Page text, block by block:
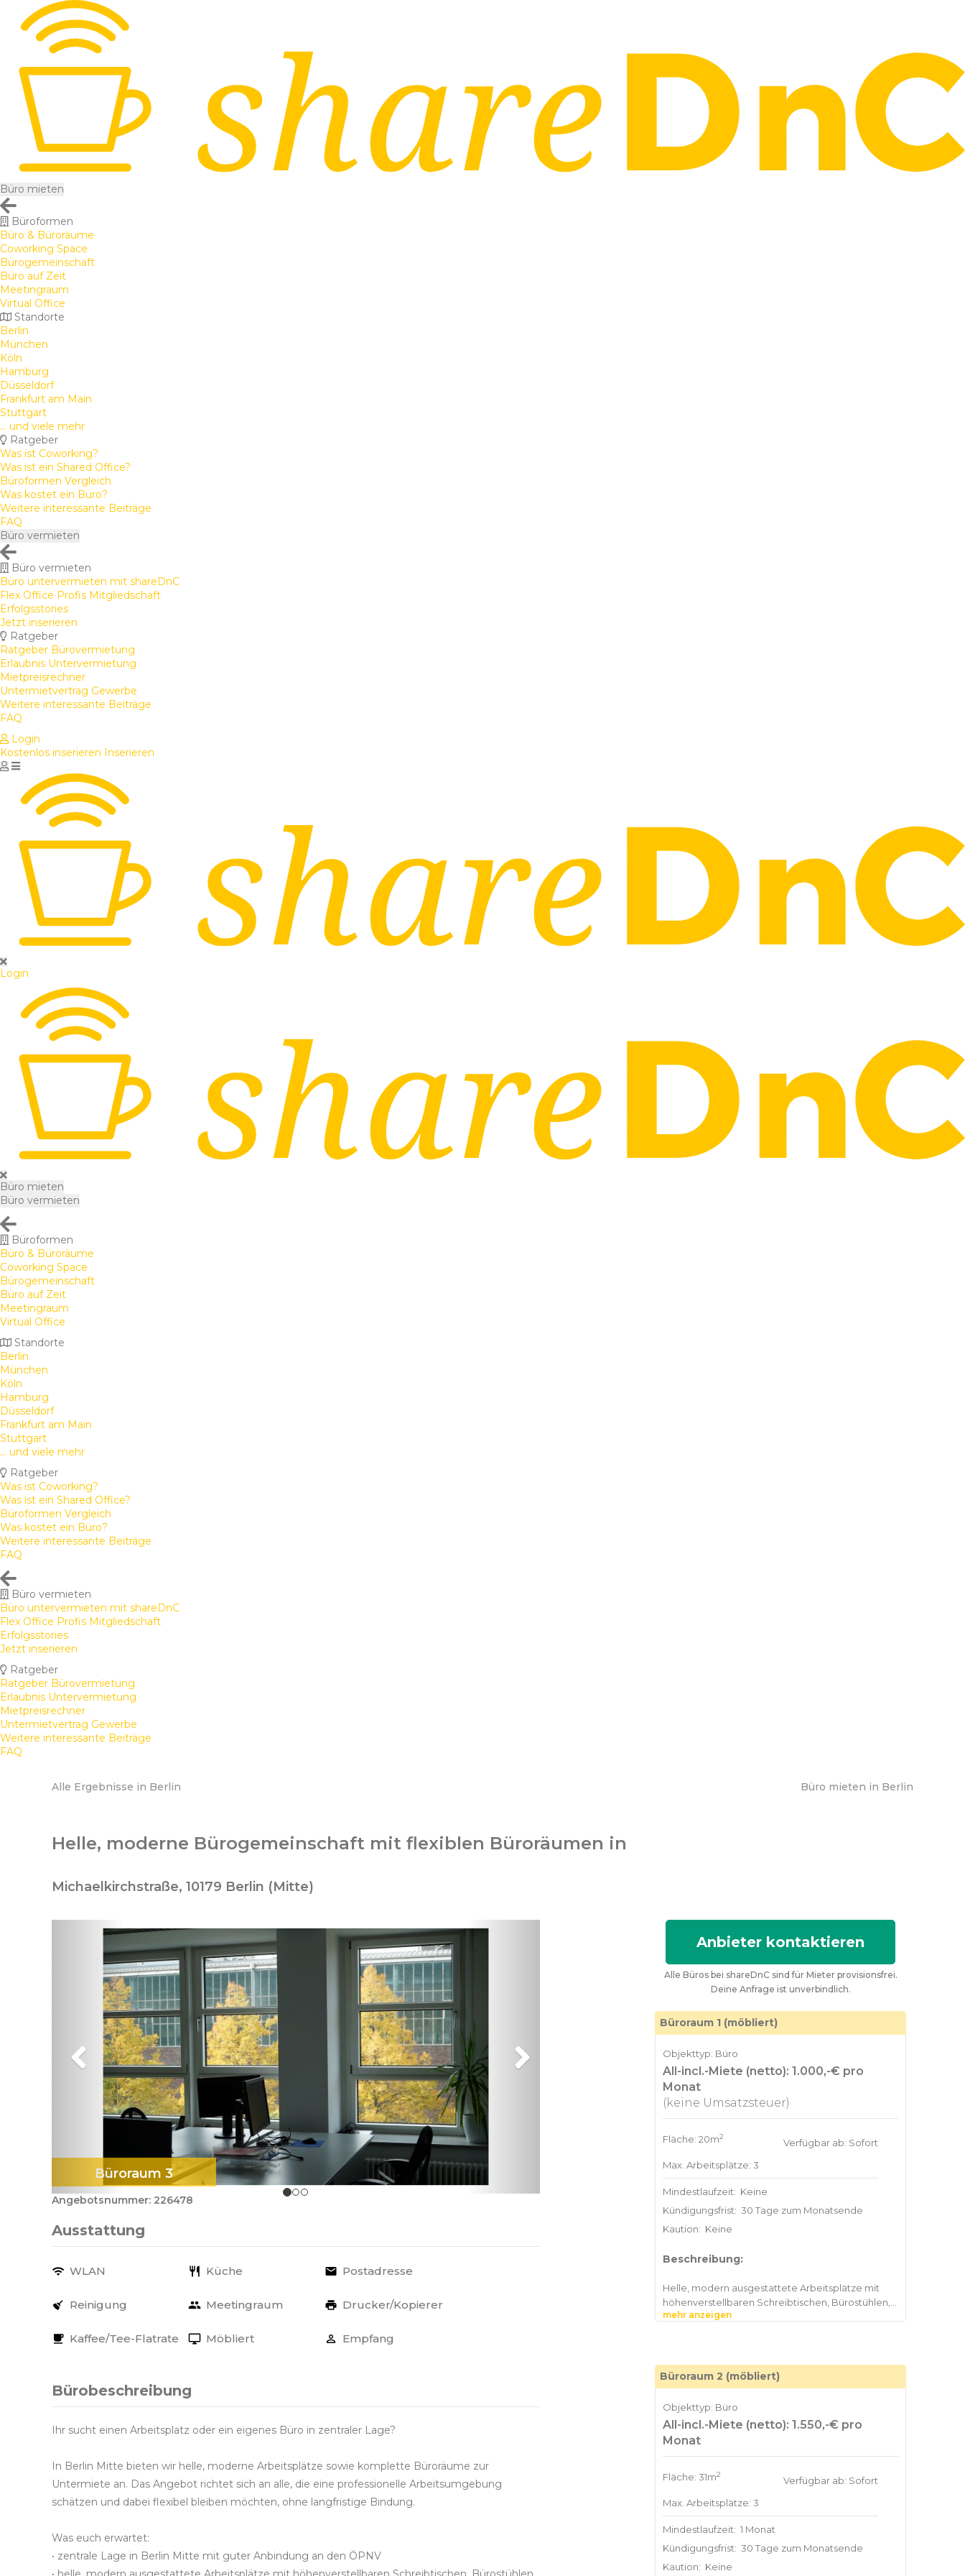
Büro mieten
Büroformen
Büro & Büroräume
Coworking Space
Bürogemeinschaft
Büro auf Zeit
Meetingraum
Virtual Office
Standorte
Berlin
München
Köln
Hamburg
Düsseldorf
Frankfurt am Main
Stuttgart
... und viele mehr
Ratgeber
Was ist Coworking?
Was ist ein Shared Office?
Büroformen Vergleich
Was kostet ein Büro?
Weitere interessante Beiträge
FAQ
Büro vermieten
Büro vermieten
Büro untervermieten mit shareDnC
Flex Office Profis Mitgliedschaft
Erfolgsstories
Jetzt inserieren
Ratgeber
Ratgeber Bürovermietung
Erlaubnis Untervermietung
Mietpreisrechner
Untermietvertrag Gewerbe
Weitere interessante Beiträge
FAQ
Login
Kostenlos inserieren Inserieren
Login
Büro mieten
Büro vermieten
Büroformen
Büro & Büroräume
Coworking Space
Bürogemeinschaft
Büro auf Zeit
Meetingraum
Virtual Office
Standorte
Berlin
München
Köln
Hamburg
Düsseldorf
Frankfurt am Main
Stuttgart
... und viele mehr
Ratgeber
Was ist Coworking?
Was ist ein Shared Office?
Büroformen Vergleich
Was kostet ein Büro?
Weitere interessante Beiträge
FAQ
Büro vermieten
Büro untervermieten mit shareDnC
Flex Office Profis Mitgliedschaft
Erfolgsstories
Jetzt inserieren
Ratgeber
Ratgeber Bürovermietung
Erlaubnis Untervermietung
Mietpreisrechner
Untermietvertrag Gewerbe
Weitere interessante Beiträge
FAQ
Alle Ergebnisse in Berlin Büro mieten in Berlin
Helle, moderne Bürogemeinschaft mit flexiblen Büroräumen in
Michaelkirchstraße, 10179 Berlin (Mitte)
Büroraum 3
Angebotsnummer: 226478
Ausstattung
WLAN Küche Postadresse
Reinigung Meetingraum Drucker/Kopierer
Kaffee/Tee-Flatrate Möbliert Empfang
Bürobeschreibung
Ihr sucht einen Arbeitsplatz oder ein eigenes Büro in zentraler Lage?
In Berlin Mitte bieten wir helle, moderne Arbeitsplätze sowie komplette Büroräume zur
Untermiete an. Das Angebot richtet sich an alle, die eine professionelle Arbeitsumgebung
schätzen und dabei flexibel bleiben möchten, ohne langfristige Bindung.
Was euch erwartet:
• zentrale Lage in Berlin Mitte mit guter Anbindung an den ÖPNV
Anbieter kontaktieren
Alle Büros bei shareDnC sind für Mieter provisionsfrei.
Deine Anfrage ist unverbindlich.
Büroraum 1 (möbliert)
Objekttyp: Büro
All-incl.-Miete (netto): 1.000,-€ pro
Monat
(keine Umsatzsteuer)
Fläche: 20m2
Max. Arbeitsplätze: 3
Verfügbar ab: Sofort
Mindestlaufzeit: Keine
Kündigungsfrist: 30 Tage zum Monatsende
Kaution: Keine
Beschreibung:
Helle, modern ausgestattete Arbeitsplätze mit
höhenverstellbaren Schreibtischen, Bürostühlen,
mehr anzeigen
Büroraum 2 (möbliert)
Objekttyp: Büro
All-incl.-Miete (netto): 1.550,-€ pro
Monat
Fläche: 31m2
Max. Arbeitsplätze: 3
Verfügbar ab: Sofort
Mindestlaufzeit: 1 Monat
Kündigungsfrist: 30 Tage zum Monatsende
Kaution: Keine